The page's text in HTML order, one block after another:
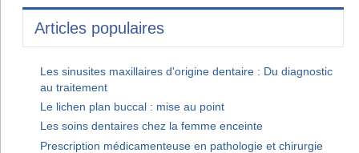
Articles populaires
Les sinusites maxillaires d'origine dentaire : Du diagnostic
au traitement
Le lichen plan buccal : mise au point
Les soins dentaires chez la femme enceinte
Prescription médicamenteuse en pathologie et chirurgie